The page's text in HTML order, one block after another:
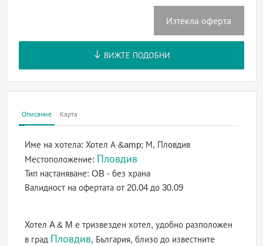
Изтекла оферта
ВИЖТЕ ПОДОБНИ
Описание Карта
Име на хотела: Хотел А &amp; М, Пловдив
Местоположение: Пловдив
Тип настаняване:OB - без храна
Валидност на офертатаот 20.04 до 30.09
Хотел A & M е тризвезден хотел, удобно разположен
в град Пловдив, България, близо до известните